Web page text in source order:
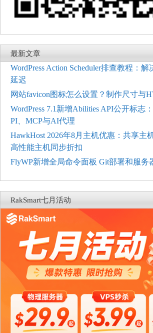
最新文章
WordPress Action Scheduler排查教程：
延迟
网站favicon图标怎么设置？制作尺寸与
WordPress 7.1新增Abilities API公开标志
PI、MCP与AI代理
HawkHost 2026年8月主机优惠：共享主
高性能主机同步折扣
FlyWP新增全局命令面板 Git部署和服务
RakSmart七月活动